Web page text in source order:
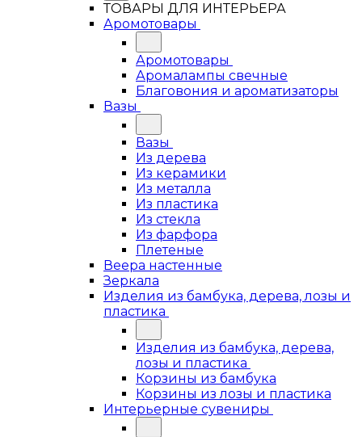
ТОВАРЫ ДЛЯ ИНТЕРЬЕРА
Аромотовары
Аромотовары
Аромалампы свечные
Благовония и ароматизаторы
Вазы
Вазы
Из дерева
Из керамики
Из металла
Из пластика
Из стекла
Из фарфора
Плетеные
Веера настенные
Зеркала
Изделия из бамбука, дерева, лозы и
пластика
Изделия из бамбука, дерева,
лозы и пластика
Корзины из бамбука
Корзины из лозы и пластика
Интерьерные сувениры